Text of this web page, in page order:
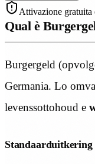
Attivazione gratuita
Qual è
Burgergeld
Germania. Lo
levenssottohoud e
Standaarduitkering